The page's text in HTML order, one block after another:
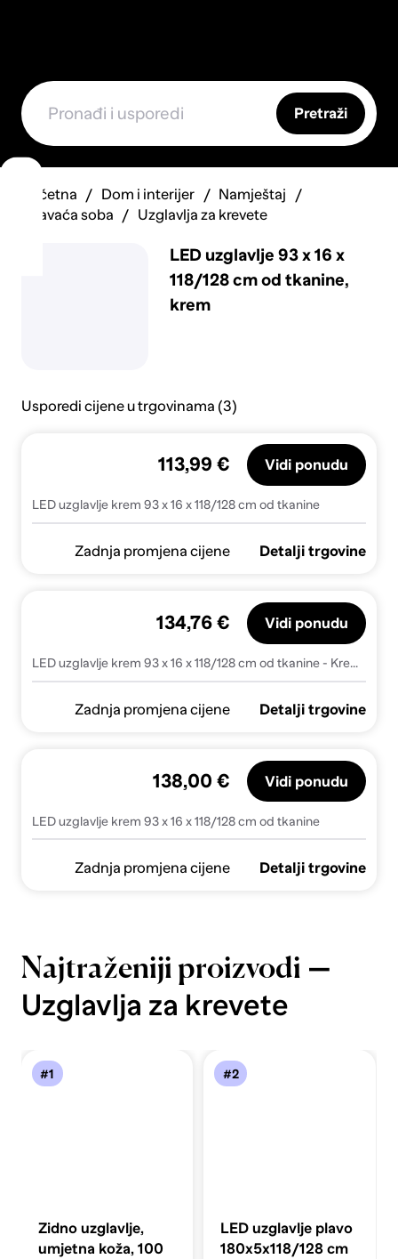
Pretraži
Početna Dom i interijer
Namještaj
Spavaća soba
Uzglavlja za krevete
LED uzglavlje 93 x 16 x
118/128 cm od tkanine,
krem
Usporedi cijene u trgovinama (3)
LED uzglavlje krem 93 x 16 x 118/128 cm od tkanine
113,99 € Vidi ponudu
Zadnja promjena cijene Detalji trgovine
LED uzglavlje krem 93 x 16 x 118/128 cm od tkanine - Krema 93 x 16 x 118/128 cm 1
134,76 € Vidi ponudu
Zadnja promjena cijene Detalji trgovine
LED uzglavlje krem 93 x 16 x 118/128 cm od tkanine
138,00 € Vidi ponudu
Zadnja promjena cijene Detalji trgovine
Najtraženiji proizvodi —
Uzglavlja za krevete
#1
Zidno uzglavlje,
umjetna koža, 100
#2
LED uzglavlje plavo
180x5x118/128 cm